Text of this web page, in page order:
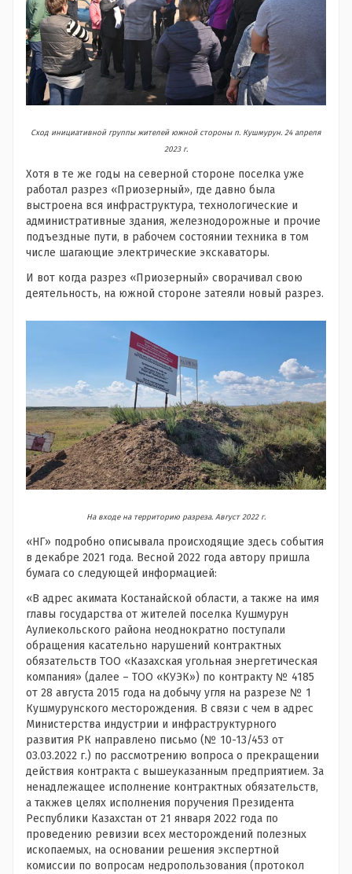
Сход инициативной группы жителей южной стороны п. Кушмурун. 24 апреля
2023 г.
Хотя в те же годы на северной стороне поселка уже
работал разрез «Приозерный», где давно была
выстроена вся инфраструктура, технологические и
административные здания, железнодорожные и прочие
подъездные пути, в рабочем состоянии техника в том
числе шагающие электрические экскаваторы.
И вот когда разрез «Приозерный» сворачивал свою
деятельность, на южной стороне затеяли новый разрез.
На входе на территорию разреза. Август 2022 г.
«НГ» подробно описывала происходящие здесь события
в декабре 2021 года. Весной 2022 года автору пришла
бумага со следующей информацией:
«В адрес акимата Костанайской области, а также на имя
главы государства от жителей поселка Кушмурун
Аулиекольского района неоднократно поступали
обращения касательно нарушений контрактных
обязательств ТОО «Казахская угольная энергетическая
компания» (далее – ТОО «КУЭК») по контракту № 4185
от 28 августа 2015 года на добычу угля на разрезе № 1
Кушмурунского месторождения. В связи с чем в адрес
Министерства индустрии и инфраструктурного
развития РК направлено письмо (№ 10-13/453 от
03.03.2022 г.) по рассмотрению вопроса о прекращении
действия контракта с вышеуказанным предприятием. За
ненадлежащее исполнение контрактных обязательств,
а такжев целях исполнения поручения Президента
Республики Казахстан от 21 января 2022 года по
проведению ревизии всех месторождений полезных
ископаемых, на основании решения экспертной
комиссии по вопросам недропользования (протокол